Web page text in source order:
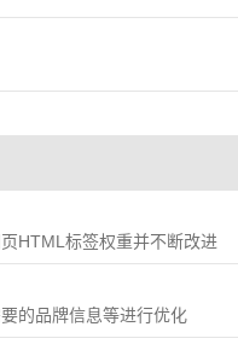
HTML标签权重并不断改进
的品牌信息等进行优化